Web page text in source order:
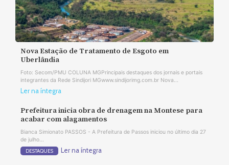
Nova Estação de Tratamento de Esgoto em
Uberlândia
Foto: Secom/PMU COLUNA MGPrincipais destaques dos jornais e portais
integrantes da Rede Sindijori MGwww.sindijorimg.com.br Nova...
Ler na íntegra
Prefeitura inicia obra de drenagem na Montese para
acabar com alagamentos
Bianca Simionato PASSOS - A Prefeitura de Passos iniciou no último dia 27
de julho...
DESTAQUES Ler na íntegra